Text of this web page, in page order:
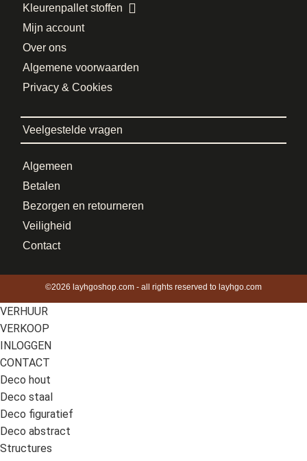
Kleurenpallet stoffen
Mijn account
Over ons
Algemene voorwaarden
Privacy & Cookies
Veelgestelde vragen
Algemeen
Betalen
Bezorgen en retourneren
Veiligheid
Contact
©2026 layhgoshop.com - all rights reserved to layhgo.com
VERHUUR
VERKOOP
INLOGGEN
CONTACT
Deco hout
Deco staal
Deco figuratief
Deco abstract
Structures